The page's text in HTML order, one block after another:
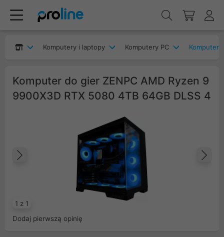
Komputery i laptopy Komputery PC
Komputer do gier ZENPC AMD Ryzen 9
9900X3D RTX 5080 4TB 64GB DLSS 4
1 z 1
Poprzedni
Dodaj pierwszą opinię